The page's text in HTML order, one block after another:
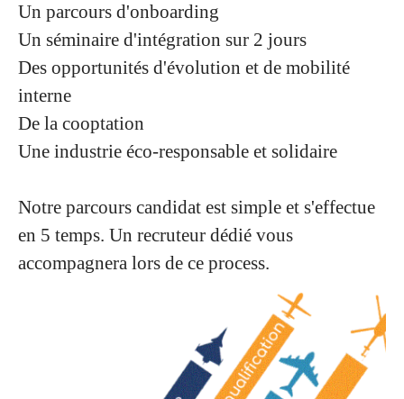
Un parcours d'onboarding
Un séminaire d'intégration sur 2 jours
Des opportunités d'évolution et de mobilité
interne
De la cooptation
Une industrie éco-responsable et solidaire
Notre parcours candidat est simple et s'effectue
en 5 temps. Un recruteur dédié vous
accompagnera lors de ce process.